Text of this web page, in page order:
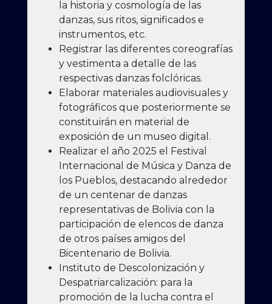
la historia y cosmología de las
danzas, sus ritos, significados e
instrumentos, etc.
Registrar las diferentes coreografías
y vestimenta a detalle de las
respectivas danzas folclóricas.
Elaborar materiales audiovisuales y
fotográficos que posteriormente se
constituirán en material de
exposición de un museo digital.
Realizar el año 2025 el Festival
Internacional de Música y Danza de
los Pueblos, destacando alrededor
de un centenar de danzas
representativas de Bolivia con la
participación de elencos de danza
de otros países amigos del
Bicentenario de Bolivia.
Instituto de Descolonización y
Despatriarcalización: para la
promoción de la lucha contra el